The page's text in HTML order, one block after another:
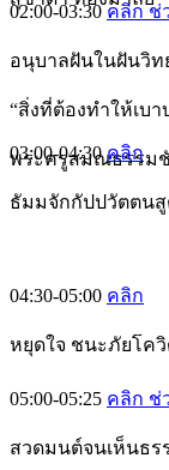
02:00-03:30คลิก ช่
อนุบาลฝันในฝันวิท
“สิ่งที่ต้องทำให้เบา
พระครูสมณธรรม
03:00-04:30คลิก
ธัมมจักกัปปวัตตนสู
04:30-05:00 คลิก
หยุดใจ ชนะภัยโควิ
05:00-05:25 คลิก ช่
สวดมนต์จนเห็นธร